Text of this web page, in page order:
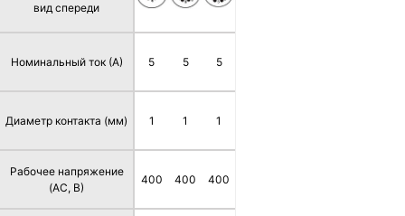
вид спереди
Номинальный ток (А)
Диаметр контакта (мм)
Рабочее напряжение
(AC, В)
5
1
400
5
1
400
5
1
400